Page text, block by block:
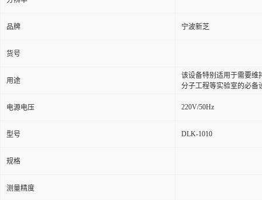
品牌 宁波新芝
货号
用途
该设备特别适用于需要维
分子工程等实验室的必备
电源电压 220V/50Hz
型号 DLK-1010
规格
测量精度